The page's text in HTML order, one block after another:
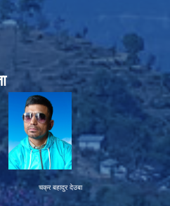
बहादुर देउबा